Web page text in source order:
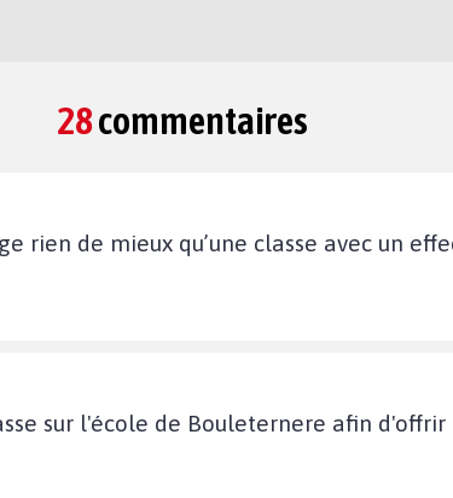
28commentaires
rien de mieux qu’une classe avec un
sur l'école de Bouleternere afin